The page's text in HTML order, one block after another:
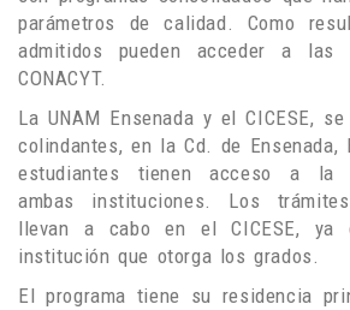
parámetros de calidad. Como
admitidos pueden acceder a las
CONACYT.
La UNAM Ensenada y el CICESE,
colindantes, en la Cd. de Ensenada,
estudiantes tienen acceso a la
ambas instituciones. Los
llevan a cabo en el CICESE,
institución que otorga los grados.
El programa tiene su residencia